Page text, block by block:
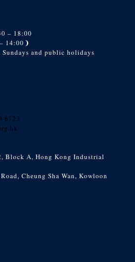
– 18:00
14:00❩
Sundays and public holidays
6723
Block A, Hong Kong Industrial
Cheung Sha Wan, Kowloon